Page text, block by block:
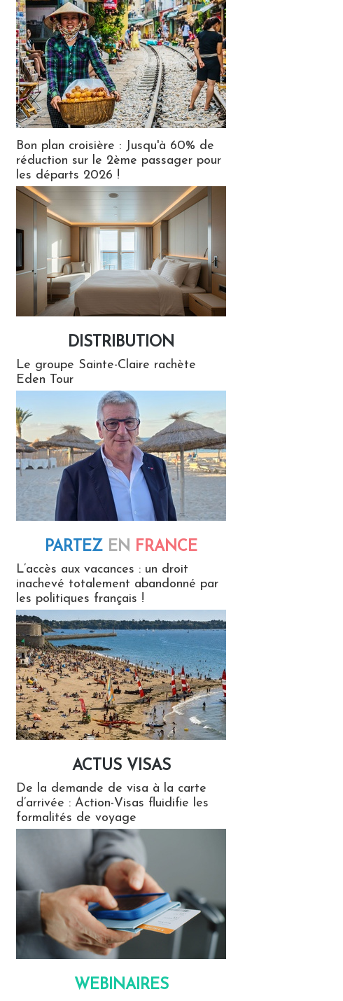
Bon plan croisière : Jusqu'à 60% de
réduction sur le 2ème passager pour
les départs 2026 !
DISTRIBUTION
Le groupe Sainte-Claire rachète
Eden Tour
PARTEZ EN FRANCE
L’accès aux vacances : un droit
inachevé totalement abandonné par
les politiques français !
ACTUS VISAS
De la demande de visa à la carte
d’arrivée : Action-Visas fluidifie les
formalités de voyage
WEBINAIRES